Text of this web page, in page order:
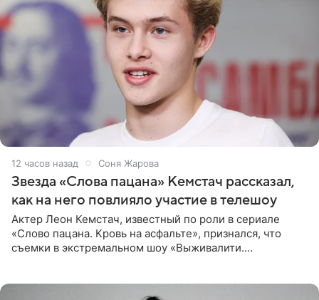
12 часов назад Соня Жарова
Звезда «Слова пацана» Кемстач рассказал,
как на него повлияло участие в телешоу
Актер Леон Кемстач, известный по роли в сериале
«Слово пацана. Кровь на асфальте», признался, что
съемки в экстремальном шоу «Выживалити.